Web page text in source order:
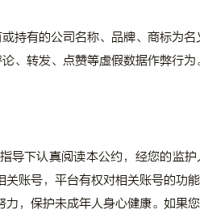
持有的公司名称、品牌、商标为名
、转发、点赞等虚假数据作弊行为
导下认真阅读本公约，经您的监
账号，平台有权对相关账号的功
，保护未成年人身心健康。如果